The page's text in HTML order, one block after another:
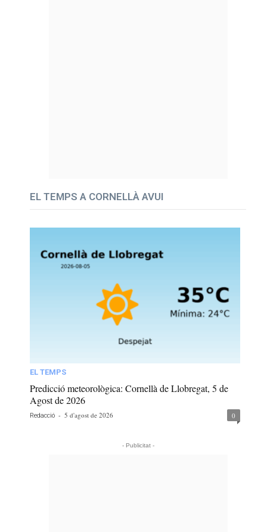
EL TEMPS A CORNELLÀ AVUI
EL TEMPS
Predicció meteorològica: Cornellà de Llobregat, 5 de
Agost de 2026
Redacció - 5 d'agost de 2026 0
- Publicitat -